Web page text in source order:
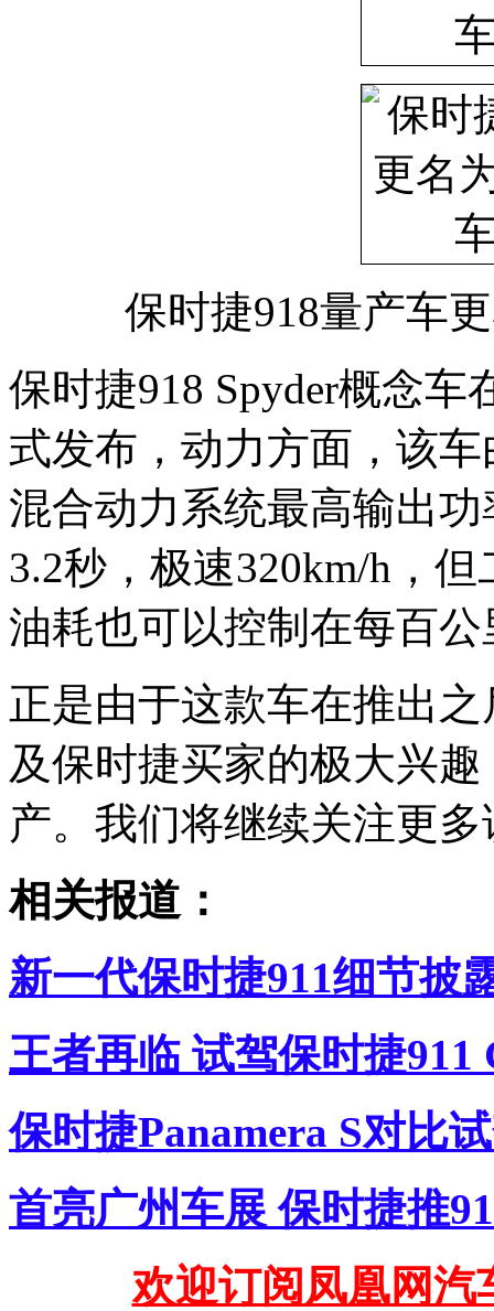
保时捷918量产车
保时捷918 Spyder概念
式发布，动力方面，该
混合动力系统最高输出
3.2秒，极速320km/h，
油耗也可以控制在每百
正是由于这款车在推出
及保时捷买家的极大兴
产。我们将继续关注更
相关报道：
新一代保时捷911细节披
王者再临 试驾保时捷911
保时捷Panamera S对比
首亮广州车展 保时捷推
欢迎订阅凤凰网汽